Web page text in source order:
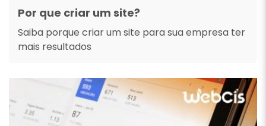
Por que criar um site?
Saiba porque criar um site para sua empresa ter
mais resultados